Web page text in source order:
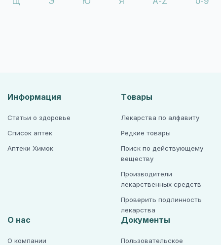
Информация
Статьи о здоровье
Список аптек
Аптеки Химок
Товары
Лекарства по алфавиту
Редкие товары
Поиск по действующему
веществу
Производители
лекарственных средств
Проверить подлинность
лекарства
О нас
О компании
Документы
Пользовательское